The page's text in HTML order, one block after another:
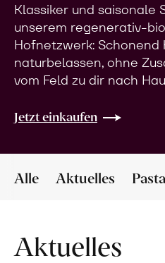
Klassiker und saisonale
unserem regenerativ-
Hofnetzwerk: Schonend
naturbelassen, ohne
vom Feld zu dir nach
Jetzt einkaufen
Alle Aktuelles Pasta
Aktuelles